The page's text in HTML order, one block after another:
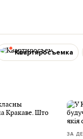
Квартиросъемка
ЗА